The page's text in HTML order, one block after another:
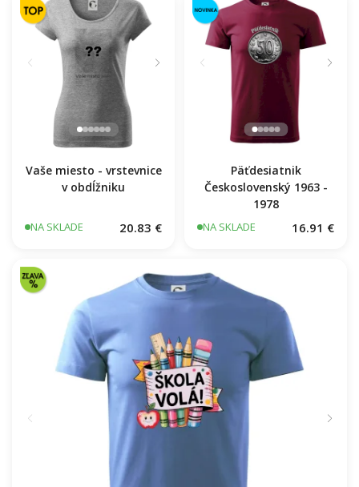
Vaše miesto - vrstevnice
v obdĺžniku
NA SKLADE 20.83 €
Päťdesiatnik
Československý 1963 -
1978
NA SKLADE 16.91 €